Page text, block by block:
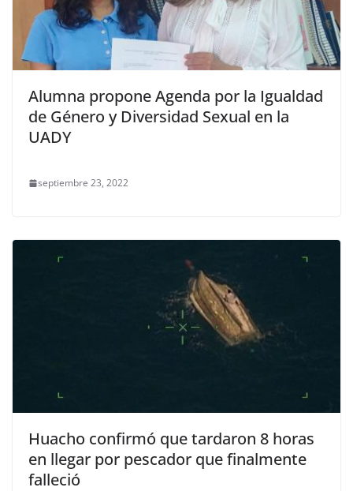
Alumna propone Agenda por la Igualdad
de Género y Diversidad Sexual en la
UADY
septiembre 23, 2022
Huacho confirmó que tardaron 8 horas
en llegar por pescador que finalmente
falleció